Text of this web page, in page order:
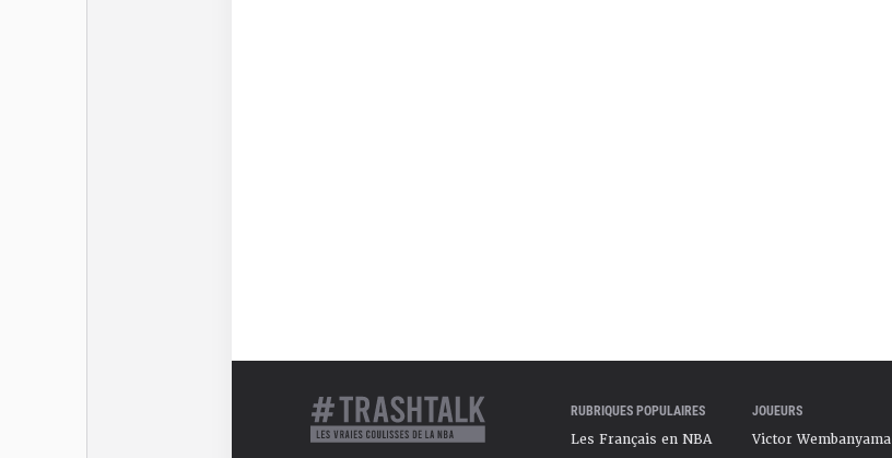
RUBRIQUES POPULAIRES
Les Français en NBA
JOUEURS
Victor Wembanyama